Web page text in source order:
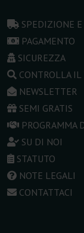
SPEDIZIONE E
PAGAMENTO
SICUREZZA
CONTROLLA
NEWSLETTER
SEMI GRATIS
PROGRAMMA
SU DI NOI
STATUTO
NOTE LEGALI
CONTATTACI